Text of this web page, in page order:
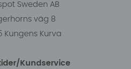
Sweden AB
väg 8
Kungens Kurva
Kundservice